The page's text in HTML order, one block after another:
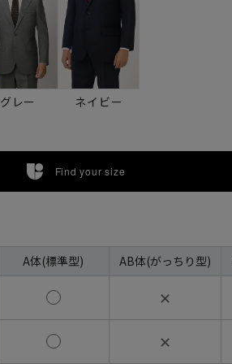
グレー ネイビー
Find your size
A体(標準型) AB体(がっちり型)
✕
✕